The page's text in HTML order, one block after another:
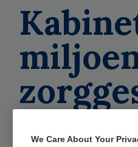
We Care About Your